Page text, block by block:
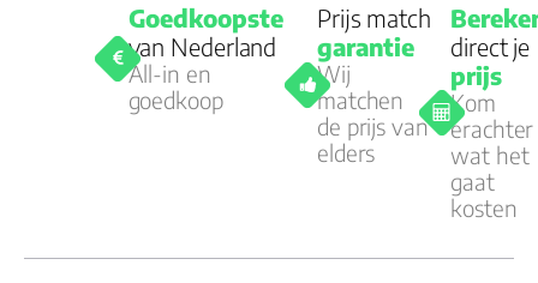
Goedkoopste
van Nederland
All-in en
goedkoop
Prijs match
garantie
Wij
matchen
de prijs van
elders
direct je
prijs
Kom
erachter
wat het
gaat
kosten